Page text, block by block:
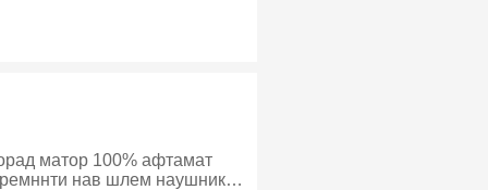
матор 100% афтамат
нав шлем наушник